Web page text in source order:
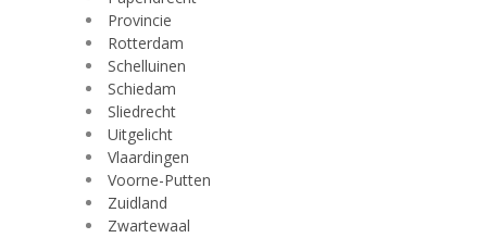
Provincie
Rotterdam
Schelluinen
Schiedam
Sliedrecht
Uitgelicht
Vlaardingen
Voorne-Putten
Zuidland
Zwartewaal